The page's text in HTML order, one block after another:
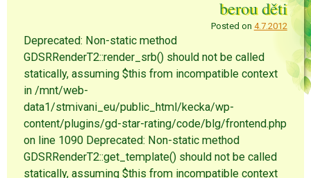
berou děti
Posted on 4.7.2012
Deprecated: Non-static method
GDSRRenderT2::render_srb() should not be called
statically, assuming $this from incompatible context
in /mnt/web-
data1/stmivani_eu/public_html/kecka/wp-
content/plugins/gd-star-rating/code/blg/frontend.php
on line 1090 Deprecated: Non-static method
GDSRRenderT2::get_template() should not be called
statically, assuming $this from incompatible context